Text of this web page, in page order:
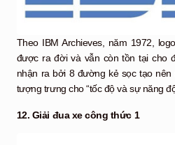
Theo IBM Archieves, năm 1972,
được ra đời và vẫn còn tồn tại cho
nhận ra bởi 8 đường kẻ sọc tạo
tượng trưng cho “tốc độ và sự năng
12. Giải đua xe công thức 1